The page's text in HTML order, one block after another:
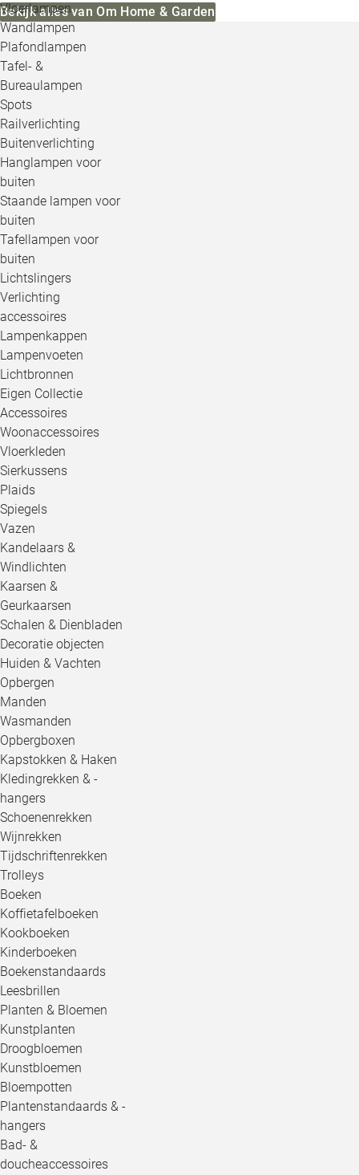
Vloerlampen
Wandlampen
Plafondlampen
Tafel- &
Bureaulampen
Spots
Railverlichting
Buitenverlichting
Hanglampen voor
buiten
Staande lampen voor
buiten
Tafellampen voor
buiten
Lichtslingers
Verlichting
accessoires
Lampenkappen
Lampenvoeten
Lichtbronnen
Eigen Collectie
Accessoires
Woonaccessoires
Vloerkleden
Sierkussens
Plaids
Spiegels
Vazen
Kandelaars &
Windlichten
Kaarsen &
Geurkaarsen
Schalen & Dienbladen
Decoratie objecten
Huiden & Vachten
Opbergen
Manden
Wasmanden
Opbergboxen
Kapstokken & Haken
Kledingrekken & -
hangers
Schoenenrekken
Wijnrekken
Tijdschriftenrekken
Trolleys
Boeken
Koffietafelboeken
Kookboeken
Kinderboeken
Boekenstandaards
Leesbrillen
Planten & Bloemen
Kunstplanten
Droogbloemen
Kunstbloemen
Bloempotten
Plantenstandaards & -
hangers
Bad- &
doucheaccessoires
Bekijk alles van Om Home & Garden